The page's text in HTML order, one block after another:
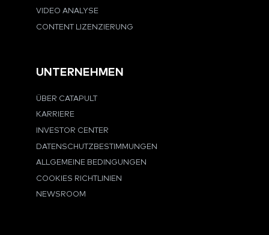
VIDEO ANALYSE
CONTENT LIZENZIERUNG
UNTERNEHMEN
ÜBER CATAPULT
KARRIERE
INVESTOR CENTER
DATENSCHUTZBESTIMMUNGEN
ALLGEMEINE BEDINGUNGEN
COOKIES RICHTLINIEN
NEWSROOM